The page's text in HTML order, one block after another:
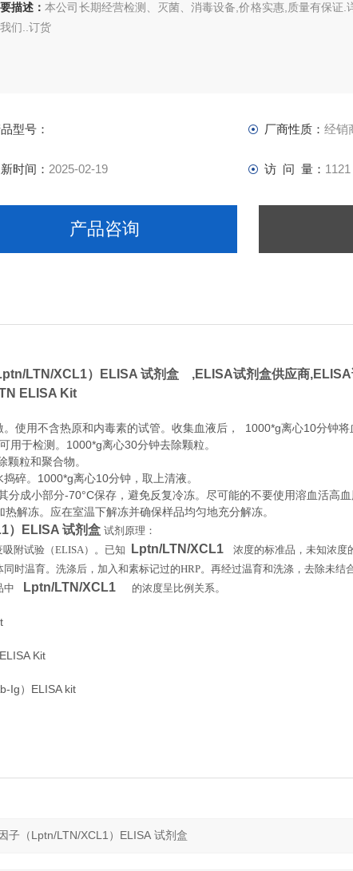
描述：本公司长期经营检测、灭菌、消毒设备,价格实惠,质量有保证.
们..订货
型号： 厂商性质： 经销
时间： 2025-02-19 访 问 量： 1121
产品咨询
LTN/XCL1）ELISA 试剂盒 ,ELISA试剂盒供应商,
ELISA Kit
不含热原和内毒素的试管。收集血液后， 1000*g离心10分钟将
检测。1000*g离心30分钟去除颗粒。
粒和聚合物。
。1000*g离心10分钟，取上清液。
部分-70°C保存，避免反复冷冻。尽可能的不要使用溶血活高血
解冻。应在室温下解冻并确保样品均匀地充分解冻。
）ELISA 试剂盒 试剂原理 ：
附试验（ELISA）。已知 Lptn/LTN/XCL1
浓度的标准品，未知浓度
时温育。洗涤后，加入和素标记过的HRP。再经过温育和洗涤，去除未结
中
Lptn/LTN/XCL1 的浓度呈比例关系。
Kit
Ig）ELISA kit